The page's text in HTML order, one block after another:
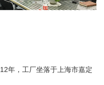
年，工厂坐落于上海市嘉定